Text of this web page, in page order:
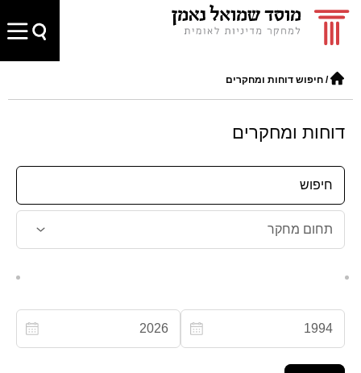
/ חיפוש דוחות ומחקרים
דוחות ומחקרים